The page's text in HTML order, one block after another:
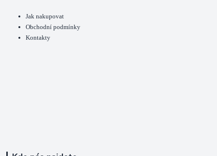
Jak nakupovat
Obchodní podmínky
Kontakty